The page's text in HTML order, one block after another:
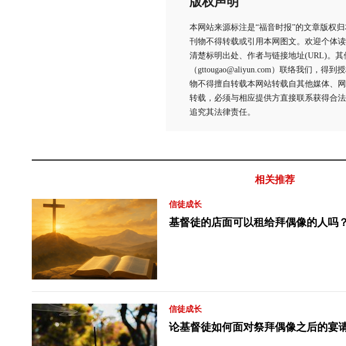
本网站来源标注是“福音时报”的文章版权
刊物不得转载或引用本网图文。欢迎个体
清楚标明出处、作者与链接地址(URL)。
（gttougao@aliyun.com）联络我们，得
物不得擅自转载本网站转载自其他媒体、
转载，必须与相应提供方直接联系获得合
追究其法律责任。
相关推荐
信徒成长
基督徒的店面可以租给拜偶像的人吗？
信徒成长
论基督徒如何面对祭拜偶像之后的宴